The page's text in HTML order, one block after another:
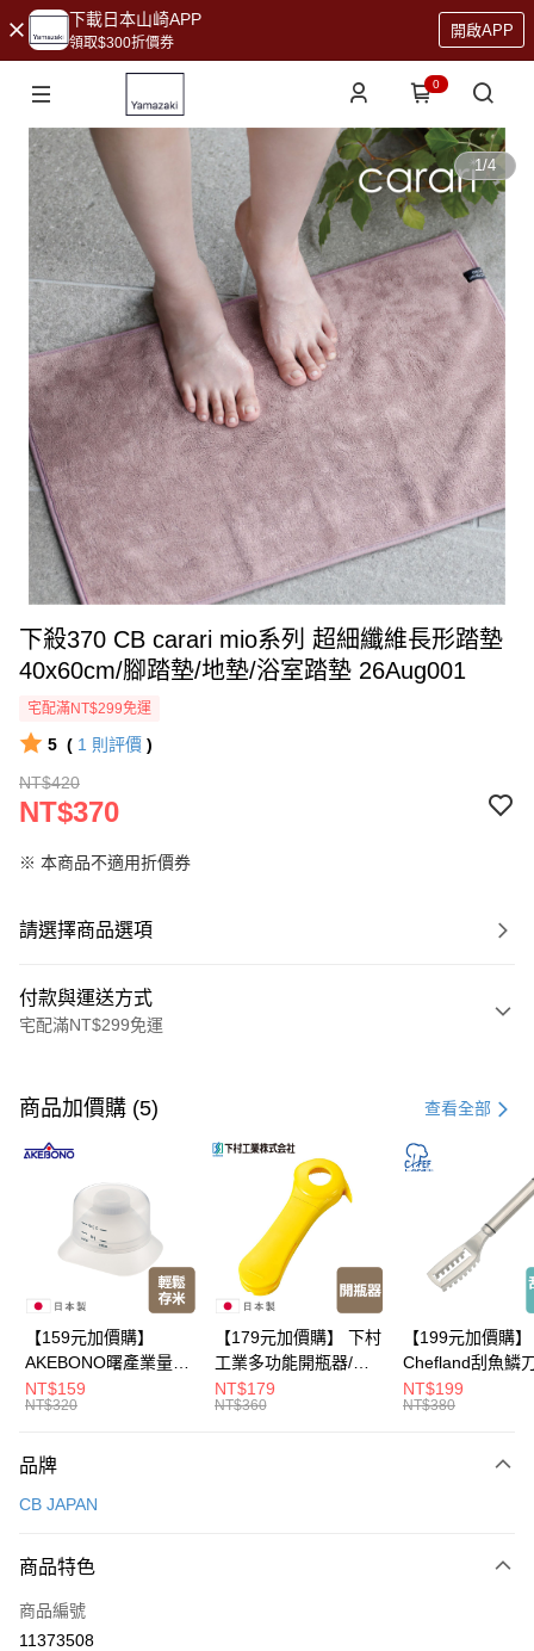
下載日本山崎APP
領取$300折價券
開啟APP
0
1/4
下殺370 CB carari mio系列 超細纖維長形踏墊
40x60cm/腳踏墊/地墊/浴室踏墊 26Aug001
宅配滿NT$299免運
5 ( 1 則評價 )
NT$420
NT$370
※ 本商品不適用折價券
請選擇商品選項
付款與運送方式
宅配滿NT$299免運
信用卡一次付款
超商取貨付款
LINE Pay
Apple Pay
Google Pay
全盈+PAY
大哥付你分期
【大哥付你分期使用說明】
2.付款方式選擇「大哥付你分期」，訂單成立後會自動跳轉到大哥付的交易
成交易。
3.實際核准額度、可分期數及費用金額請依後續交易確認頁面所載為準。
4.訂單成立30分鐘內，如未前往確認交易或遇審核未通過，訂單將自動取
消。如遇「轉專審核」未通過狀況，表示未達大哥付你分期系統評分，恕無
法說明評估內容。
每筆NT$100，滿NT$499(含以上)免運費
商品加價購 (5) 查看全部
【159元加價購】
AKEBONO曙產業量米
杯漏斗組(白)/量米杯/
米桶/量米用具/任二件8
NT$159
NT$320
【179元加價購】 下村
工業多功能開瓶器/開
瓶器/餐廚用品/料理道
具/任二件8折
NT$179
NT$360
【199元加價購】
Chefland刮魚鱗
魚鱗器/廚房用品/
道具/任二件8折
NT$199
NT$380
品牌
CB JAPAN
商品特色
商品編號
11373508